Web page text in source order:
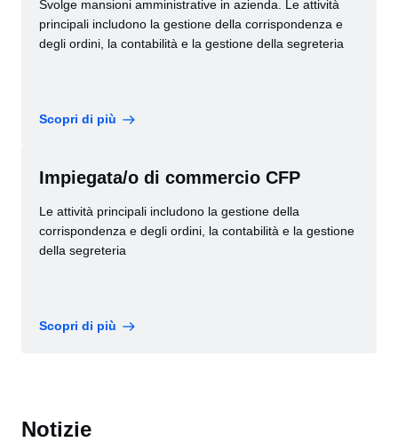
Svolge mansioni amministrative in azienda. Le attività
principali includono la gestione della corrispondenza e
degli ordini, la contabilità e la gestione della segreteria
Scopri di più
Impiegata/o di commercio CFP
Le attività principali includono la gestione della
corrispondenza e degli ordini, la contabilità e la gestione
della segreteria
Scopri di più
Notizie